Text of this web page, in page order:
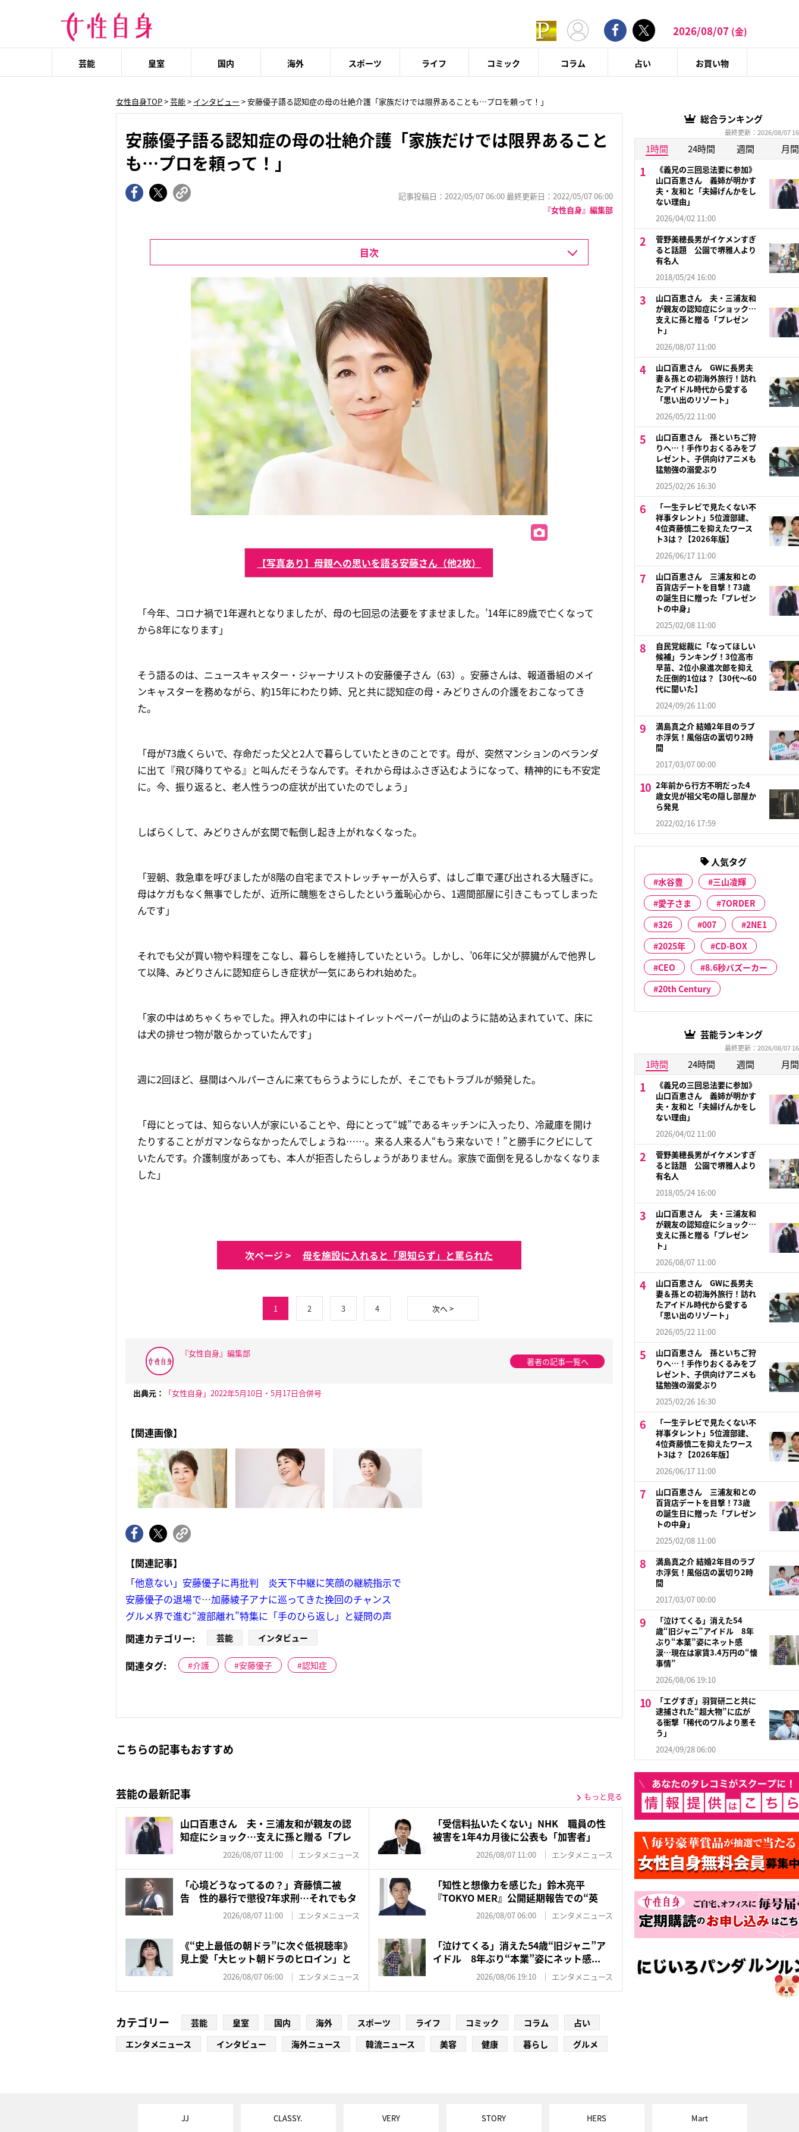
2026/08/07 (金)
芸能 皇室 国内 海外 スポーツ ライフ コミック コラム 占い お買い物
女性自身TOP>芸能> インタビュー > 安藤優子語る認知症の母の壮絶介護「家族だけでは限界あることも…プロを頼って！」
安藤優子語る認知症の母の壮絶介護「家族だけでは限界あること
も…プロを頼って！」
記事投稿日：2022/05/07 06:00 最終更新日：2022/05/07 06:00
『女性自身』編集部
目次
【写真あり】母親への思いを語る安藤さん（他2枚）
「今年、コロナ禍で1年遅れとなりましたが、母の七回忌の法要をすませました。’14年に89歳で亡くなって
から8年になります」
そう語るのは、ニュースキャスター・ジャーナリストの安藤優子さん（63）。安藤さんは、報道番組のメイ
ンキャスターを務めながら、約15年にわたり姉、兄と共に認知症の母・みどりさんの介護をおこなってき
た。
「母が73歳くらいで、存命だった父と2人で暮らしていたときのことです。母が、突然マンションのベランダ
に出て『飛び降りてやる』と叫んだそうなんです。それから母はふさぎ込むようになって、精神的にも不安定
に。今、振り返ると、老人性うつの症状が出ていたのでしょう」
しばらくして、みどりさんが玄関で転倒し起き上がれなくなった。
「翌朝、救急車を呼びましたが8階の自宅までストレッチャーが入らず、はしご車で運び出される大騒ぎに。
母はケガもなく無事でしたが、近所に醜態をさらしたという羞恥心から、1週間部屋に引きこもってしまった
んです」
それでも父が買い物や料理をこなし、暮らしを維持していたという。しかし、’06年に父が膵臓がんで他界し
て以降、みどりさんに認知症らしき症状が一気にあらわれ始めた。
「家の中はめちゃくちゃでした。押入れの中にはトイレットペーパーが山のように詰め込まれていて、床に
は犬の排せつ物が散らかっていたんです」
週に2回ほど、昼間はヘルパーさんに来てもらうようにしたが、そこでもトラブルが頻発した。
「母にとっては、知らない人が家にいることや、母にとって“城”であるキッチンに入ったり、冷蔵庫を開け
たりすることがガマンならなかったんでしょうね……。来る人来る人“もう来ないで！”と勝手にクビにして
いたんです。介護制度があっても、本人が拒否したらしょうがありません。家族で面倒を見るしかなくなりま
した」
次ページ > 母を施設に入れると「恩知らず」と罵られた
1 2 3 4 次へ >
『女性自身』編集部
著者の記事一覧へ
出典元： 「女性自身」2022年5月10日・5月17日合併号
【関連画像】
【関連記事】
「他意ない」安藤優子に再批判 炎天下中継に笑顔の継続指示で
安藤優子の退場で…加藤綾子アナに巡ってきた挽回のチャンス
グルメ界で進む“渡部離れ”特集に「手のひら返し」と疑問の声
関連カテゴリー:
芸能 インタビュー
関連タグ: 介護 安藤優子 認知症
こちらの記事もおすすめ
芸能の最新記事 もっと見る
山口百恵さん 夫・三浦友和が親友の認
知症にショック…支えに孫と贈る「プレ
2026/08/07 11:00 エンタメニュース
「受信料払いたくない」NHK 職員の性
被害を1年4カ月後に公表も「加害者」
2026/08/07 11:00 エンタメニュース
「心境どうなってるの？」斉藤慎二被
告 性的暴行で懲役7年求刑…それでもタ
2026/08/07 11:00 エンタメニュース
「知性と想像力を感じた」鈴木亮平
『TOKYO MER』公開延期報告での“英
2026/08/07 06:00 エンタメニュース
《“史上最低の朝ドラ”に次ぐ低視聴率》
見上愛「大ヒット朝ドラのヒロイン」と
2026/08/07 06:00 エンタメニュース
「泣けてくる」消えた54歳“旧ジャニ”ア
イドル 8年ぶり“本業”姿にネット感...
2026/08/06 19:10 エンタメニュース
カテゴリー 芸能 皇室 国内 海外 スポーツ ライフ コミック コラム
占い
エンタメニュース
インタビュー 海外ニュース 韓流ニュース 美容 健康 暮らし グルメ
総合ランキング
最終更新：2026/08/07
1時間 24時間 週間 月間
《義兄の三回忌法要に参加》
山口百恵さん 義姉が明かす
夫・友和と「夫婦げんかをし
ない理由」
2026/04/02 11:00
菅野美穂長男がイケメンすぎ
ると話題 公園で堺雅人より
有名人
2018/05/24 16:00
山口百恵さん 夫・三浦友和
が親友の認知症にショック…
支えに孫と贈る「プレゼン
ト」
2026/08/07 11:00
山口百恵さん GWに長男夫
妻＆孫との初海外旅行！訪れ
たアイドル時代から愛する
「思い出のリゾート」
2026/05/22 11:00
山口百恵さん 孫といちご狩
りへ…！手作りおくるみをプ
レゼント、子供向けアニメも
猛勉強の溺愛ぶり
2025/02/26 16:30
「一生テレビで見たくない不
祥事タレント」5位渡部建、
4位斉藤慎二を抑えたワース
ト3は？【2026年版】
2026/06/17 11:00
山口百恵さん 三浦友和との
百貨店デートを目撃！73歳
の誕生日に贈った「プレゼン
トの中身」
2025/02/08 11:00
自民党総裁に「なってほしい
候補」ランキング！3位高市
早苗、2位小泉進次郎を抑え
た圧倒的1位は？【30代〜60
代に聞いた】
2024/09/26 11:00
満島真之介 結婚2年目のラブ
ホ浮気！風俗店の裏切り2時
間
2017/03/07 00:00
2年前から行方不明だった4
歳女児が祖父宅の隠し部屋か
ら発見
2022/02/16 17:59
人気タグ
水谷豊
三山凌輝
愛子さま
7ORDER
326
007
2NE1
2025年
CD-BOX
CEO
8.6秒バズーカー
20th Century
芸能ランキング
最終更新：2026/08/07
1時間 24時間 週間 月間
《義兄の三回忌法要に参加》
山口百恵さん 義姉が明かす
夫・友和と「夫婦げんかをし
ない理由」
2026/04/02 11:00
菅野美穂長男がイケメンすぎ
ると話題 公園で堺雅人より
有名人
2018/05/24 16:00
山口百恵さん 夫・三浦友和
が親友の認知症にショック…
支えに孫と贈る「プレゼン
ト」
2026/08/07 11:00
山口百恵さん GWに長男夫
妻＆孫との初海外旅行！訪れ
たアイドル時代から愛する
「思い出のリゾート」
2026/05/22 11:00
山口百恵さん 孫といちご狩
りへ…！手作りおくるみをプ
レゼント、子供向けアニメも
猛勉強の溺愛ぶり
2025/02/26 16:30
「一生テレビで見たくない不
祥事タレント」5位渡部建、
4位斉藤慎二を抑えたワース
ト3は？【2026年版】
2026/06/17 11:00
山口百恵さん 三浦友和との
百貨店デートを目撃！73歳
の誕生日に贈った「プレゼン
トの中身」
2025/02/08 11:00
満島真之介 結婚2年目のラブ
ホ浮気！風俗店の裏切り2時
間
2017/03/07 00:00
「泣けてくる」消えた54
歳“旧ジャニ”アイドル 8年
ぶり“本業”姿にネット感
涙…現在は家賃3.4万円の“懐
事情”
2026/08/06 19:10
「エグすぎ」羽賀研二と共に
逮捕された“超大物”に広が
る衝撃「稀代のワルより悪そ
う」
2024/09/28 06:00
JJ CLASSY. VERY STORY HERS Mart